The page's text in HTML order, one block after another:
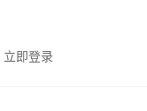
立即登录